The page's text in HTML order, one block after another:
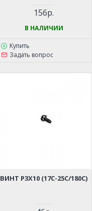
156р.
В НАЛИЧИИ
Купить
Задать вопрос
ВИНТ Р3Х10 (17С-25С/180С)